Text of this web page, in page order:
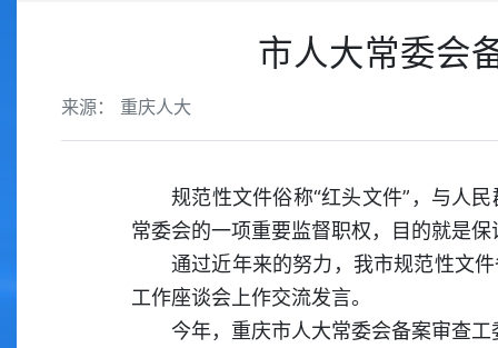
市人大常委会
来源： 重庆人大
规范性文件俗称“红头文件”，与人
常委会的一项重要监督职权，目的就是
通过近年来的努力，我市规范性文
工作座谈会上作交流发言。
今年，重庆市人大常委会备案审查